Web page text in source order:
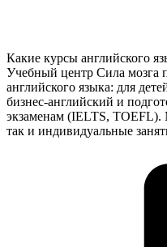
Какие курсы английского
Учебный центр Сила мозга
английского языка: для
бизнес-английский и
экзаменам (IELTS,
так и индивидуальные